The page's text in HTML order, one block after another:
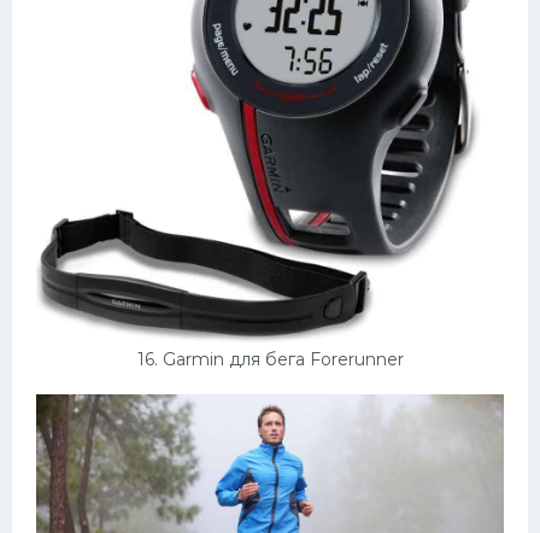
16. Garmin для бега Forerunner